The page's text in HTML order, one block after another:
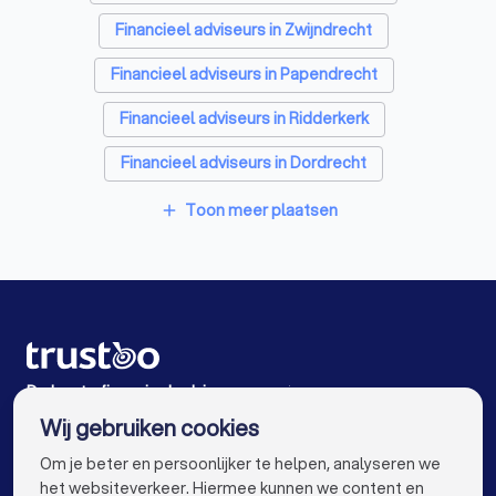
Elektriciens in Hendrik-Ido-Ambacht
Energielabel adviseurs in Hendrik-Ido-Ambacht
Rijscholen in Hendrik-Ido-Ambacht
Advocaten in Hendrik-Ido-Ambacht
Financieel adviseurs in Zwijndrecht
Financieel adviseurs in Papendrecht
Financieel adviseurs in Ridderkerk
Financieel adviseurs in Dordrecht
Financieel adviseurs in Krimpen aan den IJssel
Financieel adviseurs in Capelle aan den IJssel
Financieel adviseurs in Rhoon
Financieel adviseurs in Amsterdam
Financieel adviseurs in Rotterdam
add Toon meer plaatsen
De beste financieel adviseurs voor jou
Wij gebruiken cookies
Om je beter en persoonlijker te helpen, analyseren we
het websiteverkeer. Hiermee kunnen we content en